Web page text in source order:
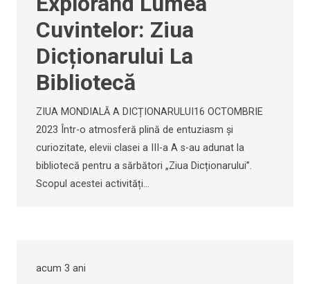
Cuvintelor: Ziua
Dicționarului La
Bibliotecă
ZIUA MONDIALĂ A DICȚIONARULUI16 OCTOMBRIE
2023 Într-o atmosferă plină de entuziasm și
curiozitate, elevii clasei a III-a A s-au adunat la
bibliotecă pentru a sărbători „Ziua Dicționarului”.
Scopul acestei activități…
acum 3 ani